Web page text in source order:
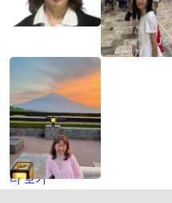
더 보기